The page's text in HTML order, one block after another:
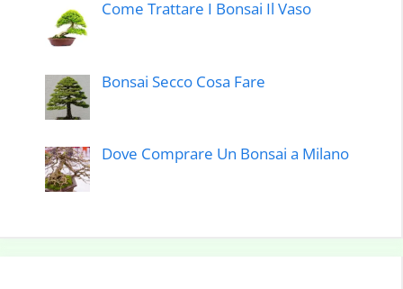
Come Trattare I Bonsai Il Vaso
Bonsai Secco Cosa Fare
Dove Comprare Un Bonsai a Milano